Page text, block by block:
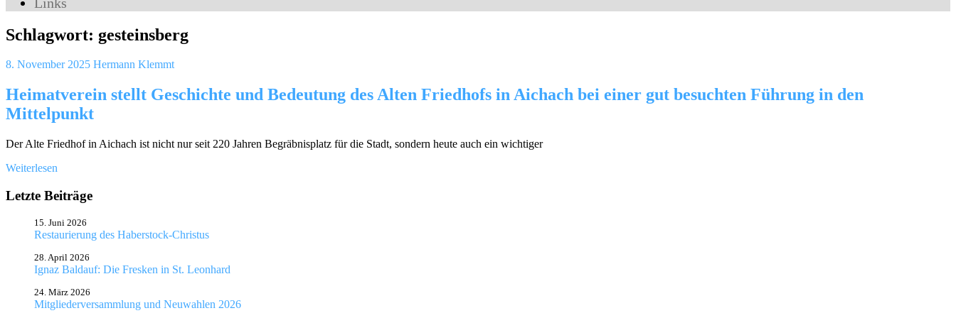
Schlagwort: gesteinsberg
8. November 2025 Hermann Klemmt
Heimatverein stellt Geschichte und Bedeutung des Alten Friedhofs in Aichach bei einer gut besuchten Führung in den
Mittelpunkt
Der Alte Friedhof in Aichach ist nicht nur seit 220 Jahren Begräbnisplatz für die Stadt, sondern heute auch ein wichtiger
Weiterlesen
Letzte Beiträge
Restaurierung des Haberstock-Christus
15. Juni 2026
Ignaz Baldauf: Die Fresken in St. Leonhard
28. April 2026
Mitgliederversammlung und Neuwahlen 2026
24. März 2026